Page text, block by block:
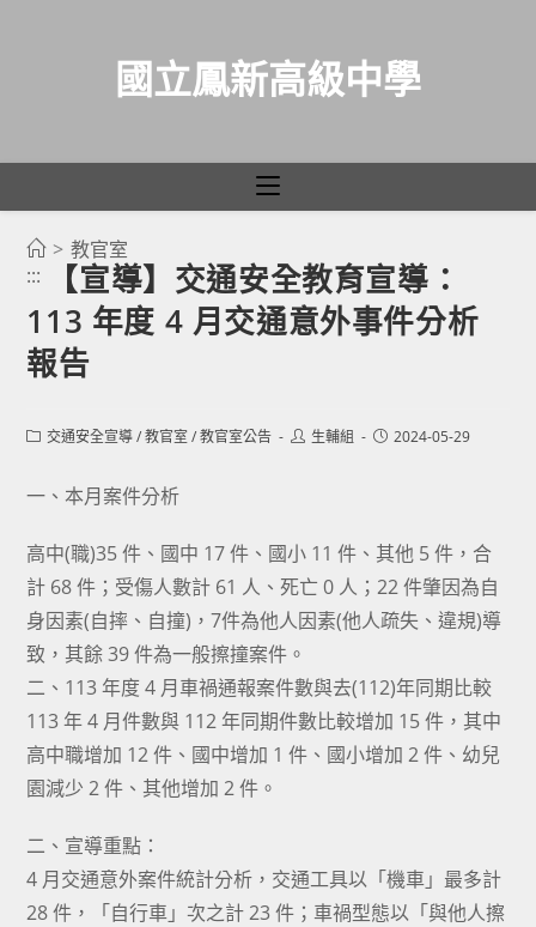
國立鳳新高級中學
> 教官室
:::
【宣導】交通安全教育宣導：
113 年度 4 月交通意外事件分析
報告
Post交通安全宣導 / 教官室 / 教官室公告
Post生輔組
Post2024-05-29
一、本月案件分析
高中(職)35 件、國中 17 件、國小 11 件、其他 5 件，合
計 68 件；受傷人數計 61 人、死亡 0 人；22 件肇因為自
身因素(自摔、自撞)，7件為他人因素(他人疏失、違規)導
致，其餘 39 件為一般擦撞案件。
二、113 年度 4 月車禍通報案件數與去(112)年同期比較
113 年 4 月件數與 112 年同期件數比較增加 15 件，其中
高中職增加 12 件、國中增加 1 件、國小增加 2 件、幼兒
園減少 2 件、其他增加 2 件。
二、宣導重點：
4 月交通意外案件統計分析，交通工具以「機車」最多計
28 件，「自行車」次之計 23 件；車禍型態以「與他人擦